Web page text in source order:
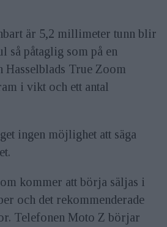
är 5,2 millimeter tunn blir
så påtaglig som på en
True Zoom
i vikt och ett antal
ingen möjlighet att säga
kommer att börja säljas i
och det rekommenderade
Telefonen Moto Z börjar